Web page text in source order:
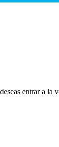
entrar a la